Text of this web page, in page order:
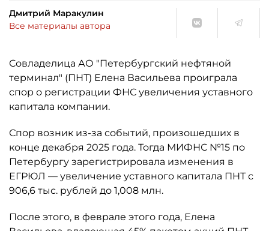
Дмитрий Маракулин
Все материалы автора
Совладелица АО "Петербургский нефтяной
терминал" (ПНТ) Елена Васильева проиграла
спор о регистрации ФНС увеличения уставного
капитала компании.
Спор возник из-за событий, произошедших в
конце декабря 2025 года. Тогда МИФНС №15 по
Петербургу зарегистрировала изменения в
ЕГРЮЛ — увеличение уставного капитала ПНТ с
906,6 тыс. рублей до 1,008 млн.
После этого, в феврале этого года, Елена